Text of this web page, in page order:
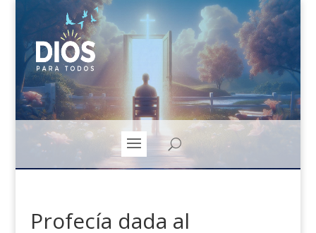
Profecía dada al